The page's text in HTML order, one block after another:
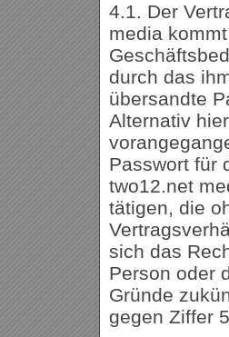
4.1. Der
media
durch das
übersandte
Alternativ
Passwort für
two12.net
tätigen, die
sich das
Person oder
Gründe
gegen Ziffer